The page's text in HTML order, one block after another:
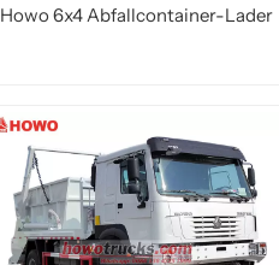
Howo 6x4 Abfallcontainer-Lader